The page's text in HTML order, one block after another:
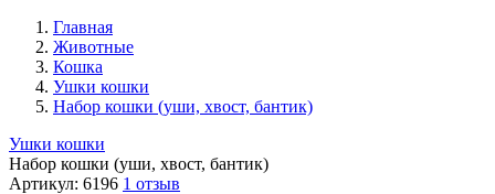
Главная
Животные
Кошка
Ушки кошки
Набор кошки (уши, хвост, бантик)
Ушки кошки
Набор кошки (уши, хвост, бантик)
Артикул: 6196 1 отзыв